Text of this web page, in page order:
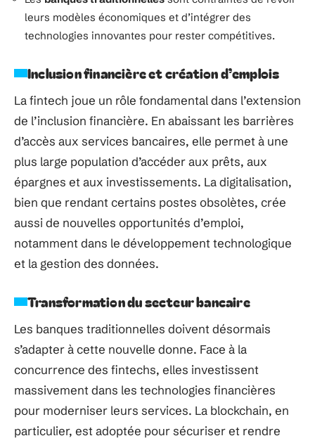
leurs modèles économiques et d’intégrer des
technologies innovantes pour rester compétitives.
Inclusion financière et création d’emplois
La fintech joue un rôle fondamental dans l’extension
de l’inclusion financière. En abaissant les barrières
d’accès aux services bancaires, elle permet à une
plus large population d’accéder aux prêts, aux
épargnes et aux investissements. La digitalisation,
bien que rendant certains postes obsolètes, crée
aussi de nouvelles opportunités d’emploi,
notamment dans le développement technologique
et la gestion des données.
Transformation du secteur bancaire
Les banques traditionnelles doivent désormais
s’adapter à cette nouvelle donne. Face à la
concurrence des fintechs, elles investissent
massivement dans les technologies financières
pour moderniser leurs services. La blockchain, en
particulier, est adoptée pour sécuriser et rendre